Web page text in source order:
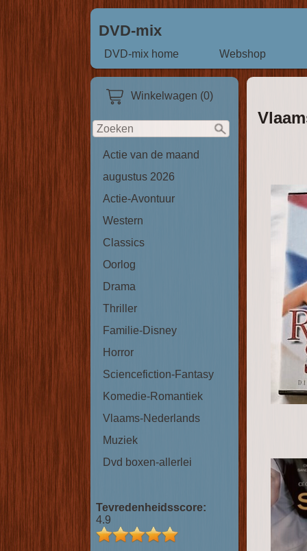
DVD-mix
DVD-mix home Webshop
Winkelwagen (0)
Actie van de maand
augustus 2026
Actie-Avontuur
Western
Classics
Oorlog
Drama
Thriller
Familie-Disney
Horror
Sciencefiction-Fantasy
Komedie-Romantiek
Vlaams-Nederlands
Muziek
Dvd boxen-allerlei
Tevredenheidsscore:
4.9